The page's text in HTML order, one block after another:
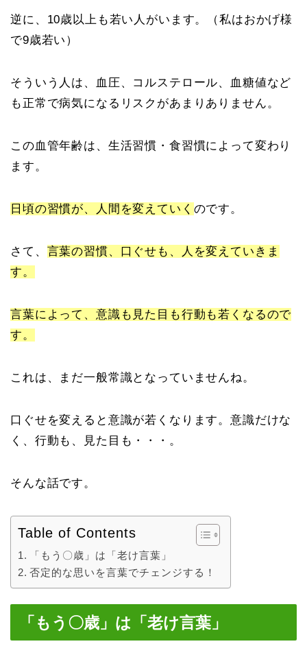
逆に、10歳以上も若い人がいます。（私はおかげ様
で9歳若い）
そういう人は、血圧、コルステロール、血糖値など
も正常で病気になるリスクがあまりありません。
この血管年齢は、生活習慣・食習慣によって変わり
ます。
日頃の習慣が、人間を変えていく のです。
さて、 言葉の習慣、口ぐせも、人を変えていきま
す。
言葉によって、意識も見た目も行動も若くなるので
す。
これは、まだ一般常識となっていませんね。
口ぐせを変えると意識が若くなります。意識だけな
く、行動も、見た目も・・・。
そんな話です。
Table of Contents
「もう〇歳」は「老け言葉」
否定的な思いを言葉でチェンジする！
「もう〇歳」は「老け言葉」